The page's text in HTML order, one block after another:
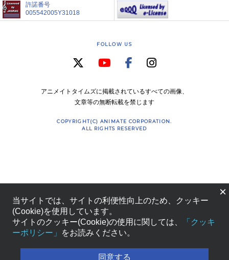
許諾番号
005542005Y31018
FOLLOW US
アニメイトタイムズに掲載されているすべての画像、
文章等の無断転載を禁じます
COPYRIGHT(C) ANIMATE CORPORATION.
ALL RIGHTS RESERVED
×
当サイトでは、サイトの利便性向上のため、クッキー
(Cookie)を使用しています。
サイトのクッキー(Cookie)の使用に関しては、
「クッキ
ーポリシー」
をお読みください。
同意する